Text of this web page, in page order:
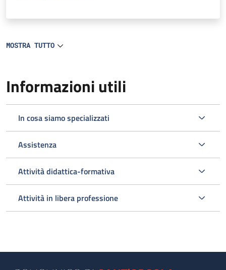
MOSTRA TUTTO
Informazioni utili
In cosa siamo specializzati
Assistenza
Attività didattica-formativa
Attività in libera professione